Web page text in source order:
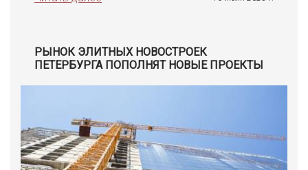
РЫНОК ЭЛИТНЫХ НОВОСТРОЕК
ПЕТЕРБУРГА ПОПОЛНЯТ НОВЫЕ ПРОЕКТЫ